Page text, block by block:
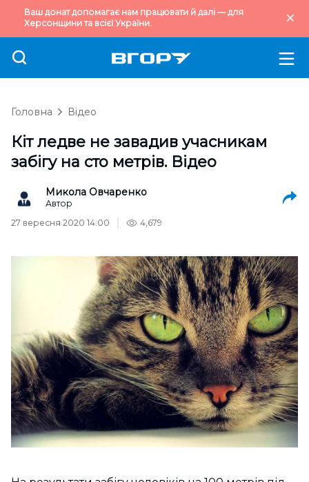
Ваш донат допомагає нам працювати й далі — для
Херсонщини та всієї України.
Головна Відео
Кіт ледве не завадив учасникам
забігу на сто метрів. Відео
Микола Овчаренко
Автор
27 вересня 2020 14:00
4,679